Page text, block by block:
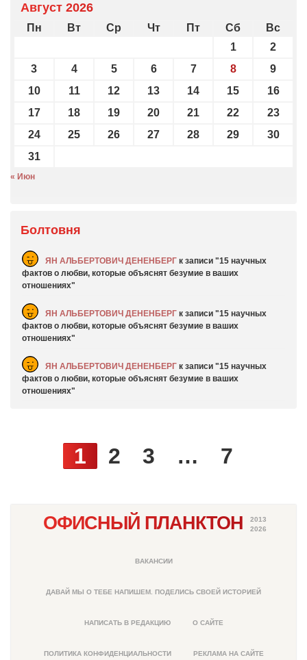
Август 2026
Пн Вт Ср Чт Пт Сб
Вс
1
2
3
4 5 6 7 8
9
10
11 12 13 14 15
16
17
18 19 20 21 22
23
24
25 26 27 28 29
30
31
« Июн
Болтовня
ЯН АЛЬБЕРТОВИЧ ДЕНЕНБЕРГ к записи
15 научных
фактов о любви, которые объяснят безумие в ваших
отношениях
ЯН АЛЬБЕРТОВИЧ ДЕНЕНБЕРГ к записи
15 научных
фактов о любви, которые объяснят безумие в ваших
отношениях
ЯН АЛЬБЕРТОВИЧ ДЕНЕНБЕРГ к записи
15 научных
фактов о любви, которые объяснят безумие в ваших
отношениях
1 2 3 … 7
ОФИСНЫЙ ПЛАНКТОН
2013
2026
ВАКАНСИИ
ДАВАЙ МЫ О ТЕБЕ НАПИШЕМ. ПОДЕЛИСЬ СВОЕЙ ИСТОРИЕЙ
НАПИСАТЬ В РЕДАКЦИЮ О САЙТЕ
ПОЛИТИКА КОНФИДЕНЦИАЛЬНОСТИ РЕКЛАМА НА САЙТЕ